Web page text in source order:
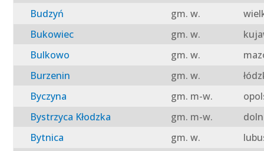
Budzyń
gm. w.
Bukowiec
gm. w.
Bulkowo
gm. w.
Burzenin
gm. w.
Byczyna
gm. m-w.
Bystrzyca Kłodzka
gm. m-w.
Bytnica
gm. w.